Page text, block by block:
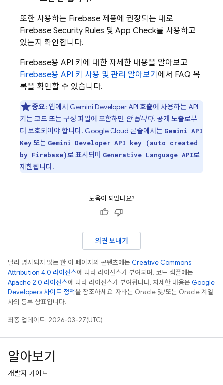
또한 사용하는 Firebase 제품에 권장되는 대로
Firebase Security Rules 및 App Check를 사용하고
있는지 확인합니다.
Firebase용 API 키에 대한 자세한 내용을 알아보고
Firebase용 API 키 사용 및 관리 알아보기 에서 FAQ 목
록을 확인할 수 있습니다.
중요: 앱에서 Gemini Developer API 호출에 사용하는 API
키는 코드 또는 구성 파일에 포함하면 안 됩니다. 공개 노출로부
터 보호되어야 합니다. Google Cloud 콘솔에서는 Gemini API
Key 또는 Gemini Developer API key (auto created
by Firebase)로 표시되며 Generative Language API로
제한됩니다.
도움이 되었나요?
의견 보내기
달리 명시되지 않는 한 이 페이지의 콘텐츠에는 Creative Commons
Attribution 4.0 라이선스에 따라 라이선스가 부여되며, 코드 샘플에는
Apache 2.0 라이선스에 따라 라이선스가 부여됩니다. 자세한 내용은 Google
Developers 사이트 정책을 참조하세요. 자바는 Oracle 및/또는 Oracle 계열
사의 등록 상표입니다.
최종 업데이트: 2026-03-27(UTC)
알아보기
개발자 가이드